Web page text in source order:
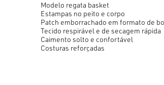
Modelo regata basket
Estampas no peito e corpo
Patch emborrachado em formato de
Tecido respirável e de secagem rápida
Caimento solto e confortável
Costuras reforçadas